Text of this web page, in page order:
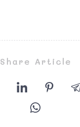
Share Article